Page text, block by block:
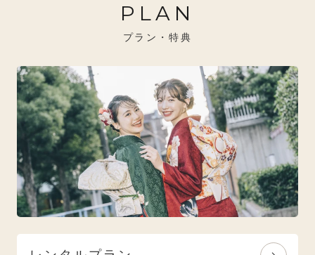
26万円～31万円未満
ナチュラル
ブルべ夏におすすめ
ブルべ冬におすすめ
特選技法
オリジナルブランド
人気モデルブランド
PLAN
プラン・特典